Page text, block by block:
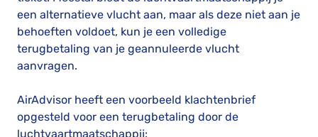
een alternatieve vlucht aan, maar als deze niet aan je
behoeften voldoet, kun je een volledige
terugbetaling van je geannuleerde vlucht
aanvragen.
AirAdvisor heeft een voorbeeld klachtenbrief
opgesteld voor een terugbetaling door de
luchtvaartmaatschappij: